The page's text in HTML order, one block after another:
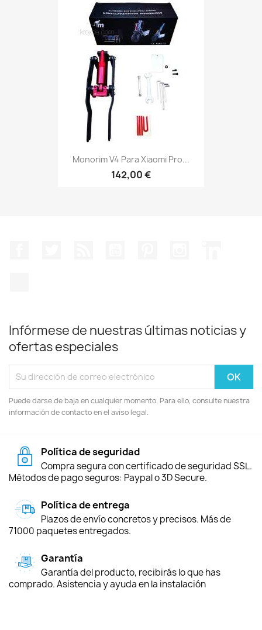
Monorim V4 Para Xiaomi Pro...
142,00 €
Infórmese de nuestras últimas noticias y
ofertas especiales
Puede darse de baja en cualquier momento. Para ello, consulte nuestra
información de contacto en el aviso legal.
Política de seguridad
Compra segura con certificado de seguridad SSL.
Métodos de pago seguros: Paypal o 3D Secure.
Política de entrega
Plazos de envío concretos y precisos. Más de
71000 paquetes entregados.
Garantía
Garantía del producto, recibirás lo que has
comprado. Asistencia y ayuda en la instalación